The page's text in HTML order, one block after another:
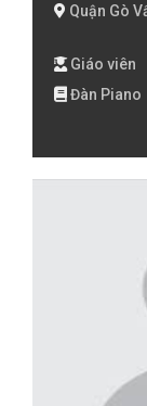
Quận Gò
Giáo viên
Đàn Piano